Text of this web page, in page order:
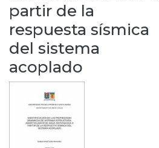
partir de la
respuesta sísmica
del sistema
acoplado